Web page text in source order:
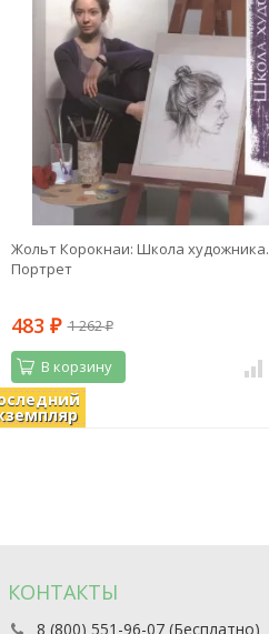
Жольт Корокнаи: Школа художника.
Портрет
483 ₽ 1 262₽
В корзину
В наличии
КОНТАКТЫ
8 (800) 551-96-07 (Бесплатно)